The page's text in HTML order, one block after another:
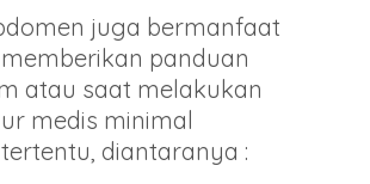
juga bermanfaat
panduan
atau saat melakukan
medis minimal
diantaranya :